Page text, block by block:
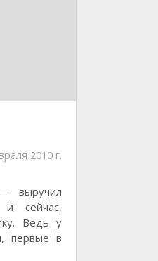
2010 г.
выручил
сейчас,
Ведь у
первые в